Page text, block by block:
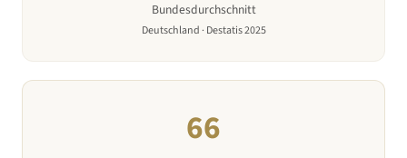
Bundesdurchschnitt
Deutschland · Destatis 2025
66